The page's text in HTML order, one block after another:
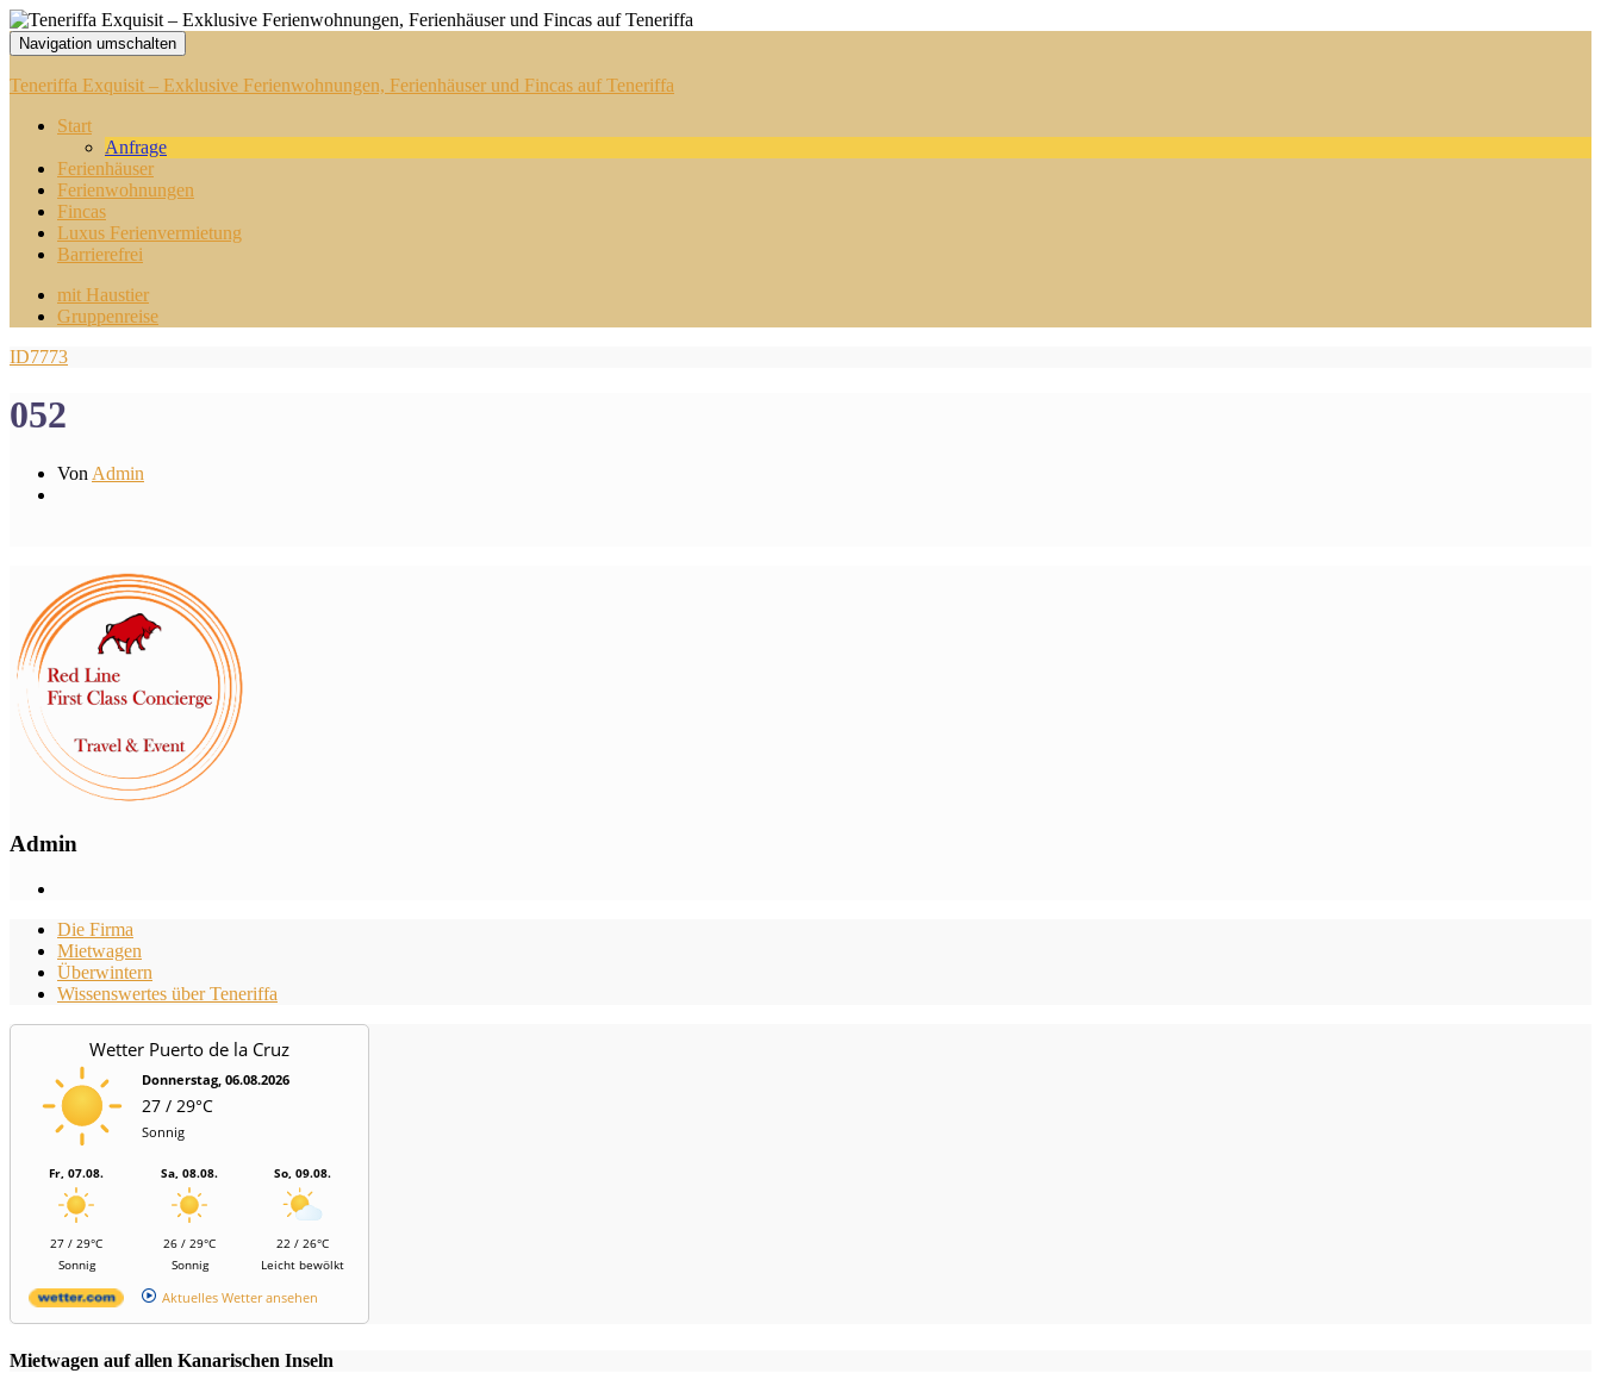
Navigation umschalten
Teneriffa Exquisit – Exklusive Ferienwohnungen, Ferienhäuser und Fincas auf Teneriffa
Start
Anfrage
Ferienhäuser
Ferienwohnungen
Fincas
Luxus Ferienvermietung
Barrierefrei
mit Haustier
Gruppenreise
ID7773
052
Von Admin
Admin
Die Firma
Mietwagen
Überwintern
Wissenswertes über Teneriffa
Wetter Puerto de la Cruz
Donnerstag, 06.08.2026
27 / 29°C
Sonnig
Fr, 07.08.
27 / 29°C
Sonnig
Sa, 08.08.
26 / 29°C
Sonnig
So, 09.08.
22 / 26°C
Leicht bewölkt
Aktuelles Wetter ansehen
Mietwagen auf allen Kanarischen Inseln